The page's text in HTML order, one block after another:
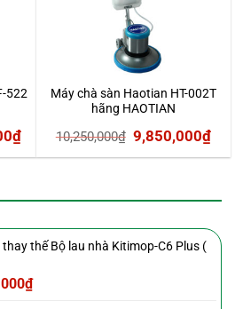
522
₫Giá
hiện
là:
11,050,000₫.
Máy chà sàn Haotian HT-002T
hãng HAOTIAN
10,250,000₫ Giá
gốc
10,250,000₫.
9,850,000₫Giá
là:
thế Bộ lau nhà Kitimop-C6 Plus (
₫Giá